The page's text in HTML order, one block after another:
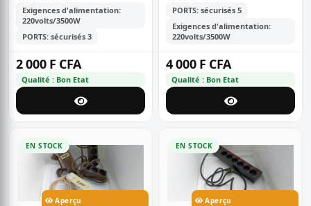
Exigences d'alimentation:
220volts/3500W
PORTS: sécurisés 3
2 000 F CFA
Qualité : Bon Etat
PORTS: sécurisés 5
Exigences d'alimentation:
220volts/3500W
4 000 F CFA
Qualité : Bon Etat
EN STOCK
Aperçu
EN STOCK
Aperçu